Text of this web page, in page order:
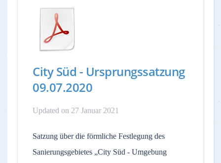
City Süd - Ursprungssatzung
09.07.2020
Updated on 27 Januar 2021
Satzung über die förmliche Festlegung des
Sanierungsgebietes „City Süd - Umgebung